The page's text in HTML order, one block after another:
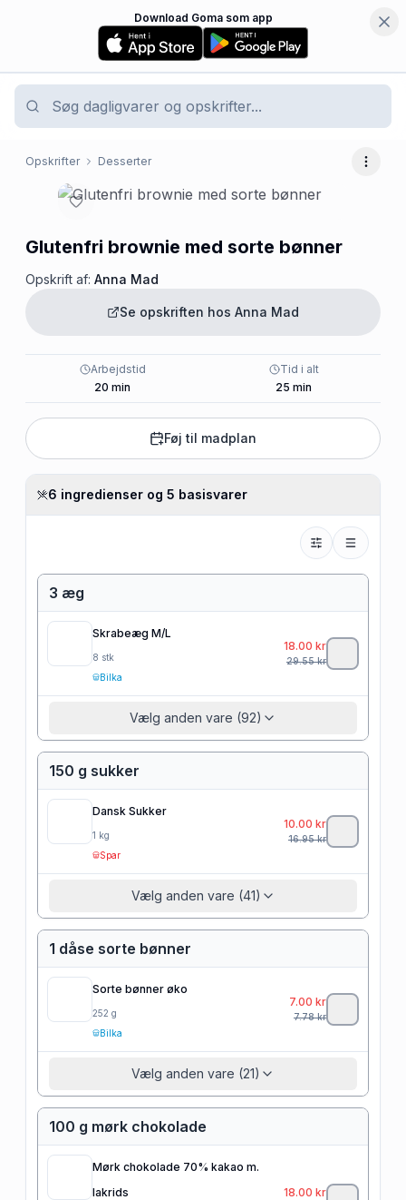
Download Goma som app
Opskrifter Desserter Flere
Glutenfri brownie med sorte bønner
Opskrift af: Anna Mad
Se opskriften hos Anna Mad
Arbejdstid
20 min
Tid i alt
25 min
Føj til madplan
6 ingredienser og 5 basisvarer
3 æg
Skrabeæg M/L
8 stk
Bilka
18.00 kr
29.55kr
Vælg anden vare (92)
150 g sukker
Dansk Sukker
1 kg
Spar
10.00 kr
16.95kr
Vælg anden vare (41)
1 dåse sorte bønner
Sorte bønner øko
252 g
Bilka
7.00 kr
7.78kr
Vælg anden vare (21)
100 g mørk chokolade
Mørk chokolade 70% kakao m.
lakrids
18.00 kr